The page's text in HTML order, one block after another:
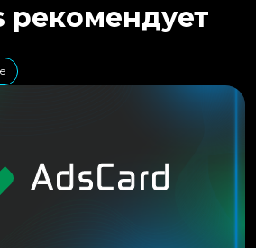
рекомендует